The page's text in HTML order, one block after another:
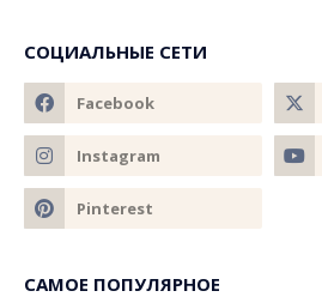
СОЦИАЛЬНЫЕ СЕТИ
САМОЕ ПОПУЛЯРНОЕ